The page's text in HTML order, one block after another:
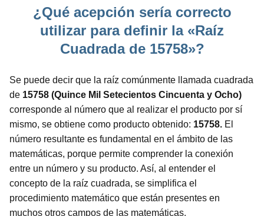
¿Qué acepción sería correcto
utilizar para definir la «Raíz
Cuadrada de 15758»?
Se puede decir que la raíz comúnmente llamada cuadrada
de 15758 (Quince Mil Setecientos Cincuenta y Ocho)
corresponde al número que al realizar el producto por sí
mismo, se obtiene como producto obtenido: 15758. El
número resultante es fundamental en el ámbito de las
matemáticas, porque permite comprender la conexión
entre un número y su producto. Así, al entender el
concepto de la raíz cuadrada, se simplifica el
procedimiento matemático que están presentes en
muchos otros campos de las matemáticas.